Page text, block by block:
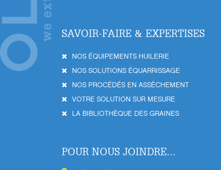
SAVOIR-FAIRE & EXPERTISES
NOS ÉQUIPEMENTS HUILERIE
NOS SOLUTIONS ÉQUARRISSAGE
NOS PROCÉDÉS EN ASSÈCHEMENT
VOTRE SOLUTION SUR MESURE
LA BIBLIOTHÈQUE DES GRAINES
POUR NOUS JOINDRE...